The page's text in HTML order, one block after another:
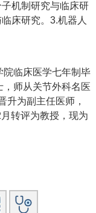
机制研究与临床研
床研究。3.机器人
院临床医学七年制毕
师从关节外科名医
升为副主任医师，
转评为教授，现为
委员、广东省精准